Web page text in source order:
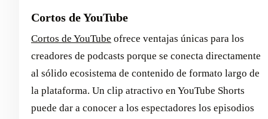
Cortos de YouTube
Cortos de YouTube ofrece ventajas únicas para los
creadores de podcasts porque se conecta directamente
al sólido ecosistema de contenido de formato largo de
la plataforma. Un clip atractivo en YouTube Shorts
puede dar a conocer a los espectadores los episodios